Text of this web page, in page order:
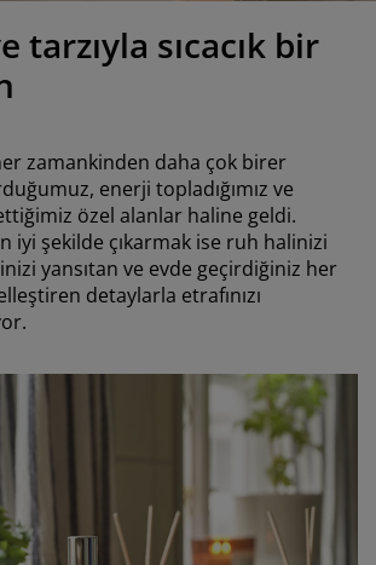
tarzıyla sıcacık bir
zamankinden daha çok birer
enerji topladığımız ve
özel alanlar haline geldi.
iyi şekilde çıkarmak ise ruh halinizi
yansıtan ve evde geçirdiğiniz her
detaylarla etrafınızı